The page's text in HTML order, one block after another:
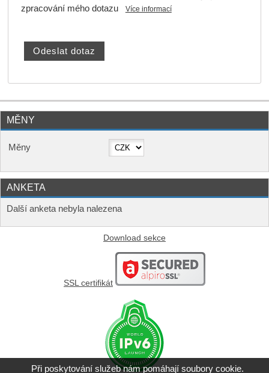
zpracování mého dotazu
Více informací
MĚNY
Měny
ANKETA
Další anketa nebyla nalezena
Download sekce
SSL certifikát
Při poskytování služeb nám pomáhají soubory cookie.